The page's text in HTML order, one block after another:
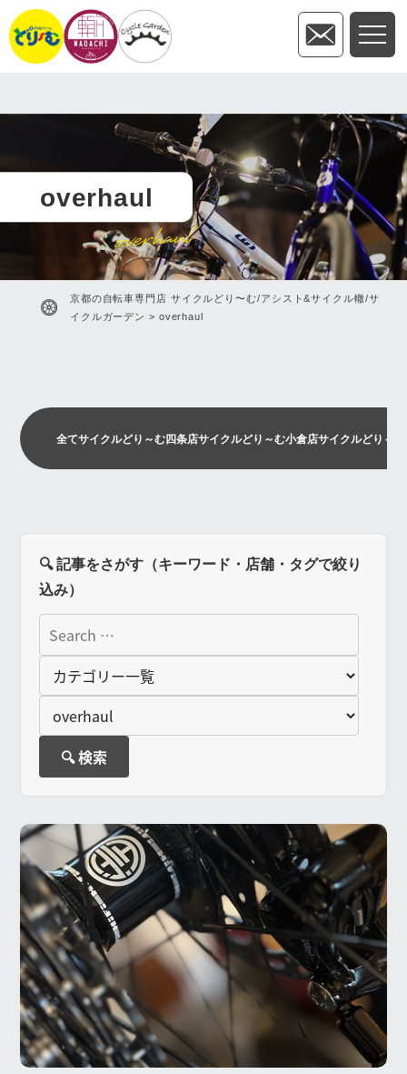
overhaul
overhaul
京都の自転車専門店 サイクルどり〜む/アシスト&サイクル轍/サ
イクルガーデン > overhaul
全てサイクルどり～む四条店サイクルどり～む小倉店サイクルどり～